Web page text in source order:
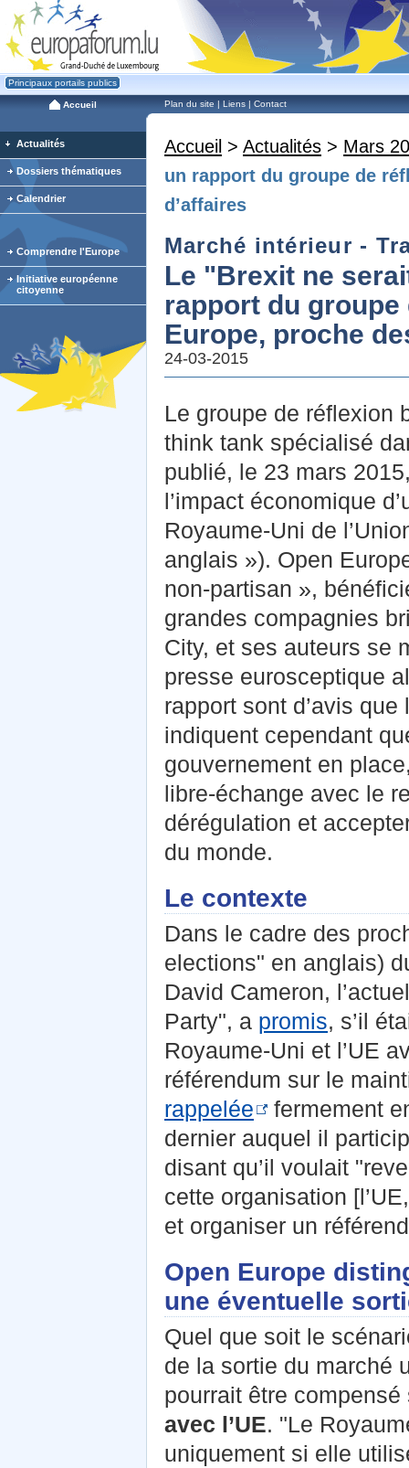
Principaux portails publics
Accueil Plan du site | Liens | Contact
Accueil > Actualités > Mars
un rapport du groupe de
d’affaires
Marché intérieur -
Le "Brexit ne
rapport du
Europe, proche
24-03-2015
Le groupe de réflexion
think tank spécialisé
publié, le 23 mars
l’impact économique
Royaume-Uni de
anglais »). Open
non-partisan »,
grandes compagnies
City, et ses auteurs se
presse eurosceptique
rapport sont d’avis
indiquent cependant
gouvernement en
libre-échange avec le
dérégulation et
du monde.
Le contexte
Dans le cadre des
elections" en anglais)
David Cameron,
Party", a promis, s’il
Royaume-Uni et l’UE
référendum sur le
rappelée
fermement
dernier auquel il
disant qu’il voulait
cette organisation
et organiser un
Open Europe
une éventuelle
Quel que soit le
de la sortie du marché
pourrait être
avec l’UE. "Le
uniquement si elle
Actualités
Dossiers thématiques
Calendrier
Comprendre l'Europe
Initiative européenne
citoyenne